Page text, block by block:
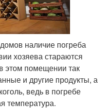
наличие погреба
хозяева стараются
этом помещении так
и другие продукты, а
ведь в погребе
температура.